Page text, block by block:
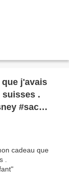
j'avais
suisses .
#sac